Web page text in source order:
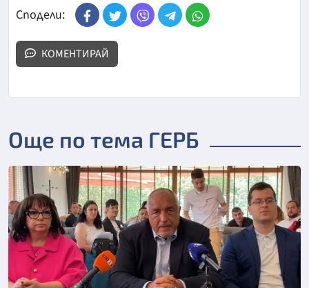
Сподели:
КОМЕНТИРАЙ
Още по тема ГЕРБ